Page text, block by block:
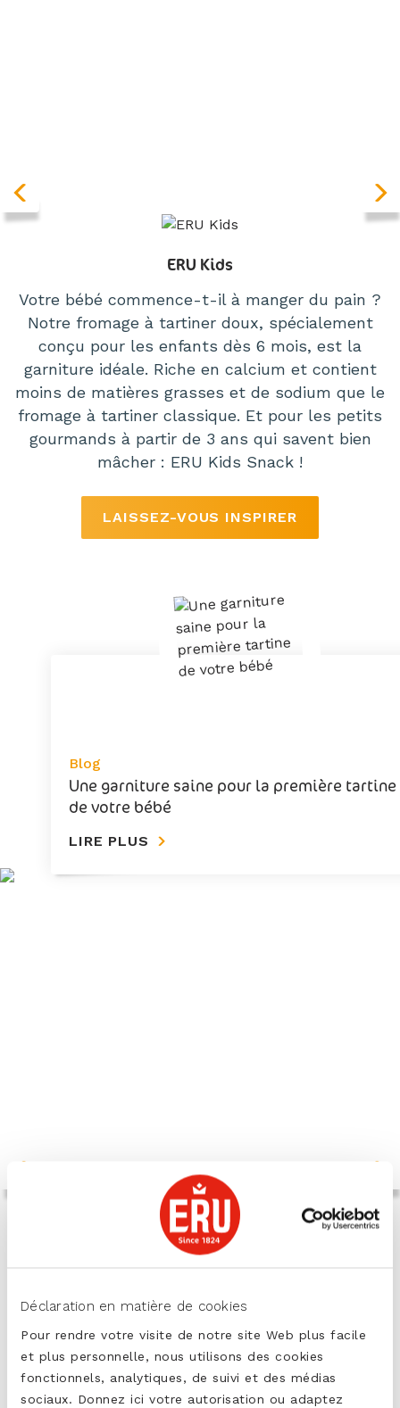
Déclaration en matière de cookies
Pour rendre votre visite de notre site Web plus facile
et plus personnelle, nous utilisons des cookies
fonctionnels, analytiques, de suivi et des médias
sociaux. Donnez ici votre autorisation ou adaptez
ERU Kids
Votre bébé commence-t-il à manger du pain ?
Notre fromage à tartiner doux, spécialement
conçu pour les enfants dès 6 mois, est la
garniture idéale. Riche en calcium et contient
moins de matières grasses et de sodium que le
fromage à tartiner classique. Et pour les petits
gourmands à partir de 3 ans qui savent bien
mâcher : ERU Kids Snack !
LAISSEZ-VOUS INSPIRER
Blog
Une garniture saine pour la première tartine
de votre bébé
LIRE PLUS
ERU Fromages Spéciaux
quatre goûts caractéristiques : ERU Chèvre
est fabriqué avec les meilleurs fromages de
Gouda et doux au goût. Étalez-le sur votre pain
ou sur votre toast pour l’apéro. On peut l’utiliser